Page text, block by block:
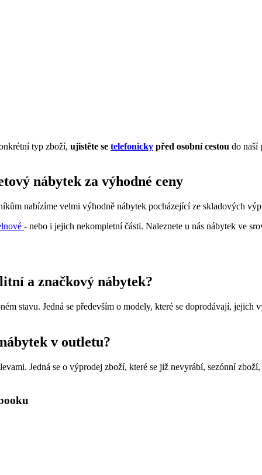
typ zboží, ujistěte se telefonicky před osobní cestou do naší
nábytek za výhodné ceny
nabízíme velmi výhodně nábytek pocházející ze skladových
- nebo i jejich nekompletní části. Naleznete u nás nábytek ve
a značkový nábytek?
stavu. Jedná se především o modely, které se doprodávají, jejich
v outletu?
Jedná se o výprodej zboží, které se již nevyrábí, sezónní